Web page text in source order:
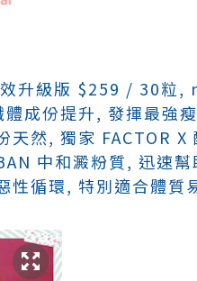
升級版 $259 / 30粒
成份提升, 發揮最強
天然, 獨家 FACTOR X
中和澱粉質, 迅速
性循環, 特別適合體質